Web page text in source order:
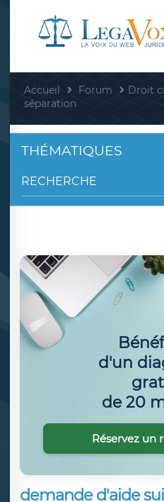
Accueil Forum Droit
séparation
demande d'aide
THÉMATIQUES
d'un
de 20
Réservez un